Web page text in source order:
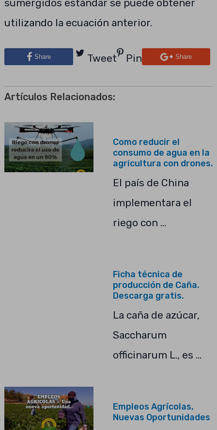
sumergidos estándar se puede obtener
utilizando la ecuación anterior.
Share Tweet Pin Share
Artículos Relacionados:
Como reducir el
consumo de agua en la
agricultura con drones.
El país de China
implementara el
riego con …
Ficha técnica de
producción de Caña.
Descarga gratis.
La caña de azúcar,
Saccharum
officinarum L., es …
Empleos Agrícolas,
Nuevas Oportunidades